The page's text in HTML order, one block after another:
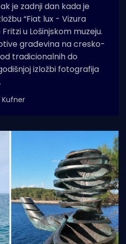
je zadnji dan kada je
“Fiat lux - Vizura
u Lošinjskom muzeju.
građevina na cresko-
tradicionalnih do
izložbi fotografija
Kufner